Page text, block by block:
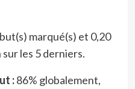
marqué(s) et 0,20
les 5 derniers.
:86% globalement,